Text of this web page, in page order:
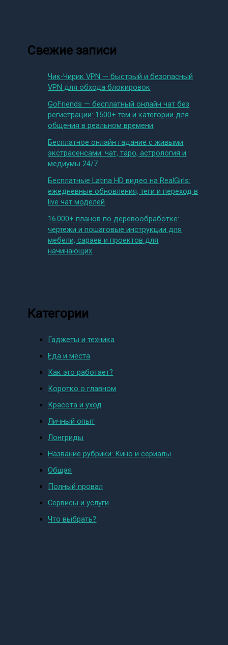
Свежие записи
Чик-Чирик VPN — быстрый и безопасный
VPN для обхода блокировок
GoFriends — бесплатный онлайн чат без
регистрации: 1500+ тем и категории для
общения в реальном времени
Бесплатное онлайн гадание с живыми
экстрасенсами: чат, таро, астрология и
медиумы 24/7
Бесплатные Latina HD видео на RealGirls:
ежедневные обновления, теги и переход в
live чат моделей
16 000+ планов по деревообработке:
чертежи и пошаговые инструкции для
мебели, сараев и проектов для
начинающих
Категории
Гаджеты и техника
Еда и места
Как это работает?
Коротко о главном
Красота и уход
Личный опыт
Лонгриды
Название рубрики: Кино и сериалы
Общая
Полный провал
Сервисы и услуги
Что выбрать?